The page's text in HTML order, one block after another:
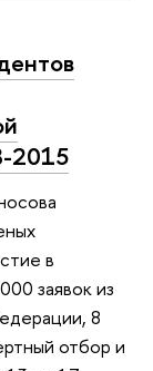
в
заявок из
8
отбор и